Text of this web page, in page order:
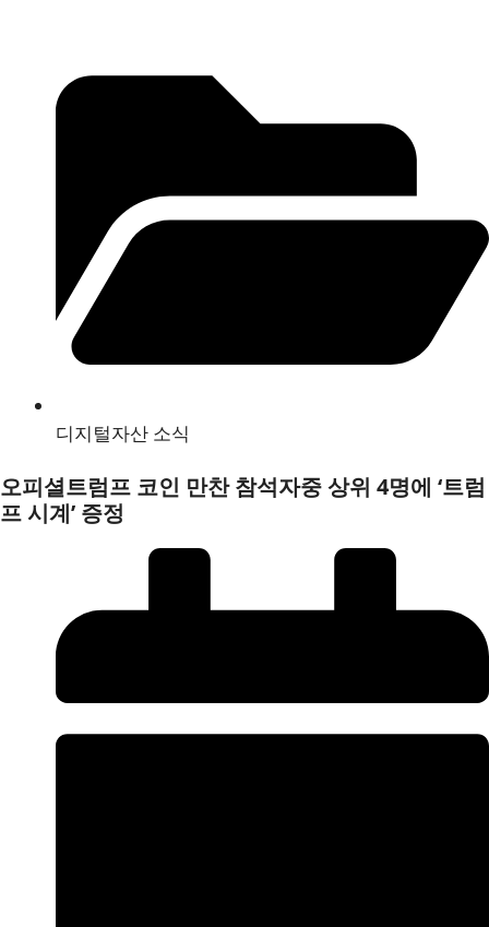
디지털자산 소식
오피셜트럼프 코인 만찬 참석자중 상위 4명에 ‘트럼
프 시계’ 증정